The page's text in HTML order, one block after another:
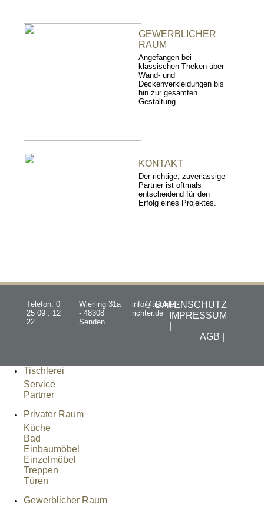
GEWERBLICHER
RAUM
Angefangen bei
klassischen Theken über
Wand- und
Deckenverkleidungen bis
hin zur gesamten
Gestaltung.
KONTAKT
Der richtige, zuverlässige
Partner ist oftmals
entscheidend für den
Erfolg eines Projektes.
Telefon: 0
25 09 . 12
22
Wierling 31a
- 48308
Senden
info@tischler-
richter.de
DATENSCHUTZ
IMPRESSUM
AGB |
Tischlerei
Service
Partner
Privater Raum
Küche
Bad
Einbaumöbel
Einzelmöbel
Treppen
Türen
Gewerblicher Raum